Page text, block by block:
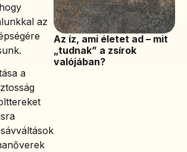
az
a
Az íz, ami életet ad – mit
„tudnak” a zsírok
valójában?